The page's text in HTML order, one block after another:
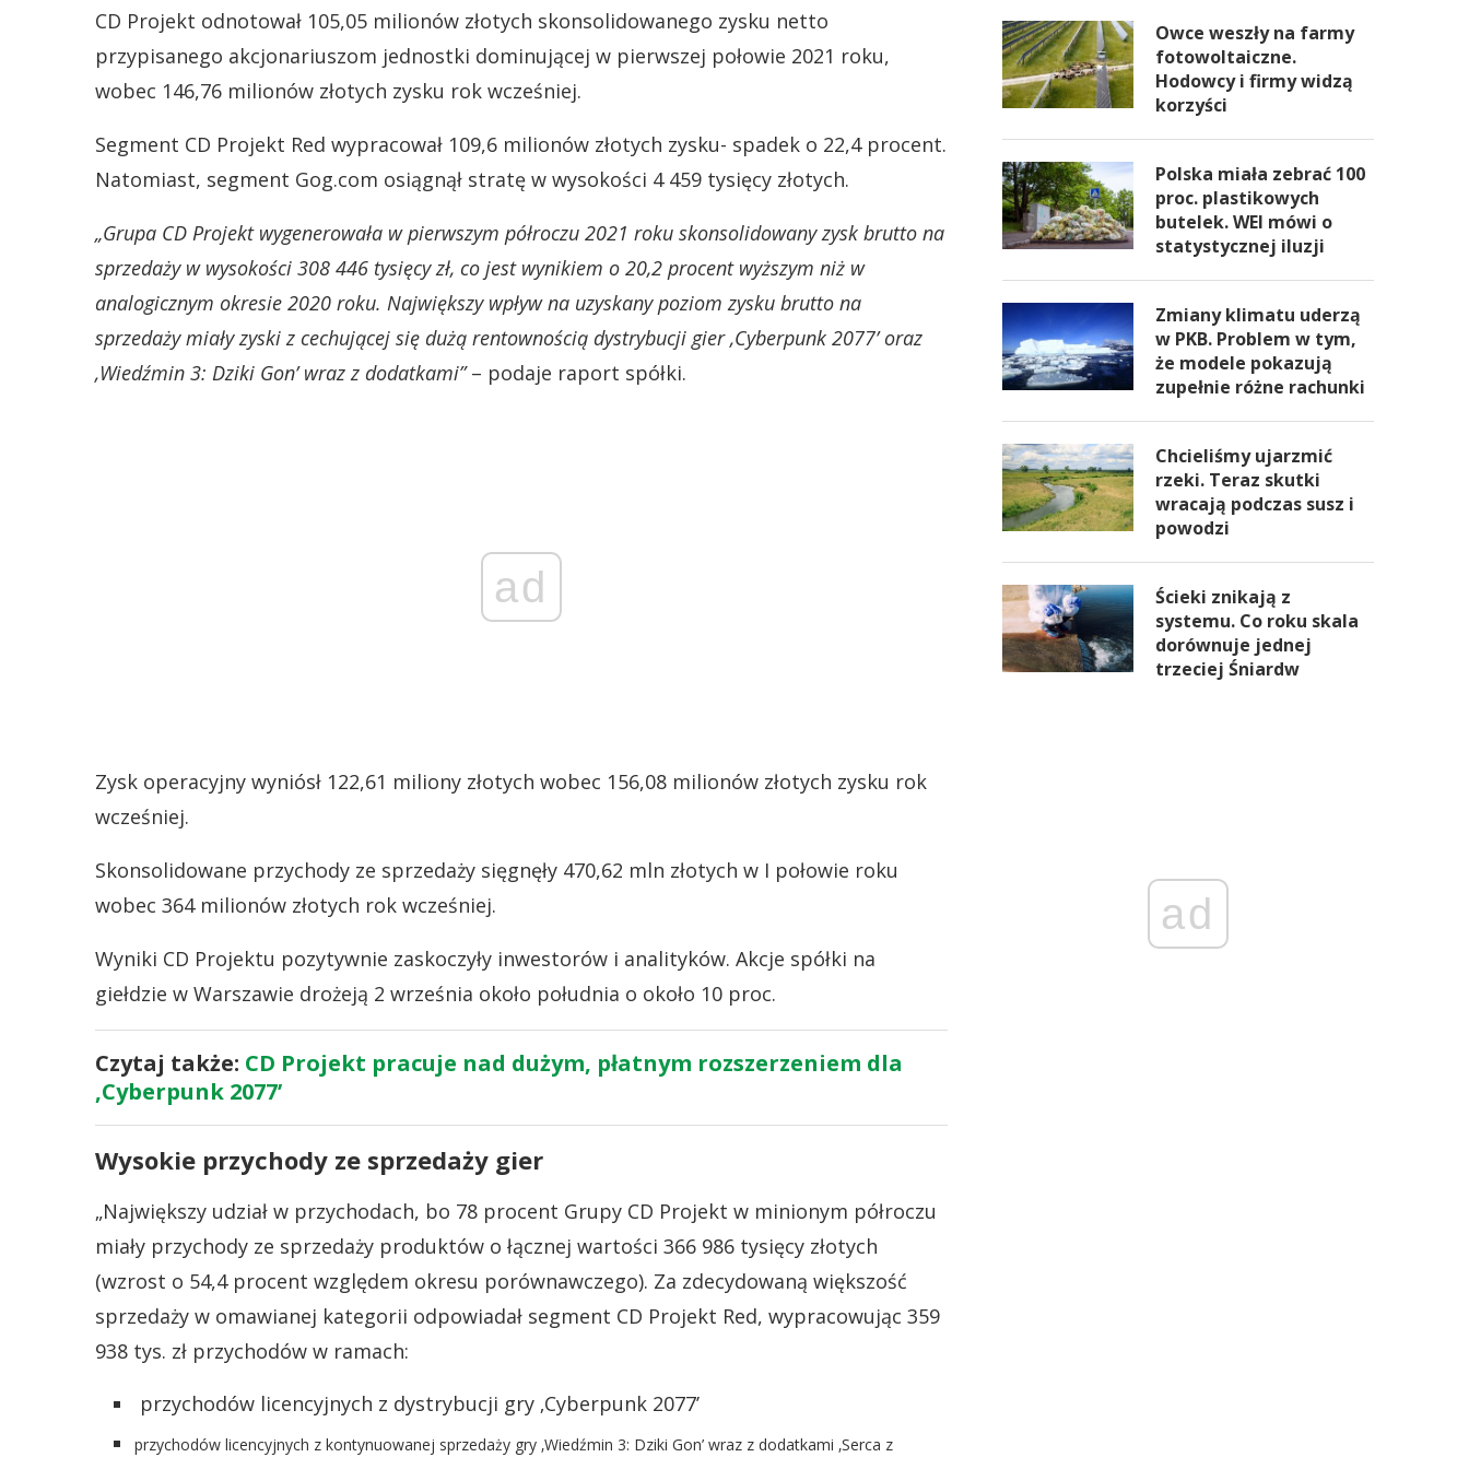
CD Projekt odnotował 105,05 milionów złotych skonsolidowanego zysku netto
przypisanego akcjonariuszom jednostki dominującej w pierwszej połowie 2021 roku,
wobec 146,76 milionów złotych zysku rok wcześniej.
Segment CD Projekt Red wypracował 109,6 milionów złotych zysku- spadek o 22,4 procent.
Natomiast, segment Gog.com osiągnął stratę w wysokości 4 459 tysięcy złotych.
„Grupa CD Projekt wygenerowała w pierwszym półroczu 2021 roku skonsolidowany zysk brutto na
sprzedaży w wysokości 308 446 tysięcy zł, co jest wynikiem o 20,2 procent wyższym niż w
analogicznym okresie 2020 roku. Największy wpływ na uzyskany poziom zysku brutto na
sprzedaży miały zyski z cechującej się dużą rentownością dystrybucji gier ‚Cyberpunk 2077’ oraz
‚Wiedźmin 3: Dziki Gon’ wraz z dodatkami”– podaje raport spółki.
ad
Zysk operacyjny wyniósł 122,61 miliony złotych wobec 156,08 milionów złotych zysku rok
wcześniej.
Skonsolidowane przychody ze sprzedaży sięgnęły 470,62 mln złotych w I połowie roku
wobec 364 milionów złotych rok wcześniej.
Wyniki CD Projektu pozytywnie zaskoczyły inwestorów i analityków. Akcje spółki na
giełdzie w Warszawie drożeją 2 września około południa o około 10 proc.
Czytaj także: CD Projekt pracuje nad dużym, płatnym rozszerzeniem dla
‚Cyberpunk 2077’
Wysokie przychody ze sprzedaży gier
„Największy udział w przychodach, bo 78 procent Grupy CD Projekt w minionym półroczu
miały przychody ze sprzedaży produktów o łącznej wartości 366 986 tysięcy złotych
(wzrost o 54,4 procent względem okresu porównawczego). Za zdecydowaną większość
sprzedaży w omawianej kategorii odpowiadał segment CD Projekt Red, wypracowując 359
938 tys. zł przychodów w ramach:
przychodów licencyjnych z dystrybucji gry ‚Cyberpunk 2077’
przychodów licencyjnych z kontynuowanej sprzedaży gry ‚Wiedźmin 3: Dziki Gon’ wraz z dodatkami ‚Serca z
Owce weszły na farmy
fotowoltaiczne.
Hodowcy i firmy widzą
korzyści
Polska miała zebrać 100
proc. plastikowych
butelek. WEI mówi o
statystycznej iluzji
Zmiany klimatu uderzą
w PKB. Problem w tym,
że modele pokazują
zupełnie różne rachunki
Chcieliśmy ujarzmić
rzeki. Teraz skutki
wracają podczas susz i
powodzi
Ścieki znikają z
systemu. Co roku skala
dorównuje jednej
trzeciej Śniardw
ad